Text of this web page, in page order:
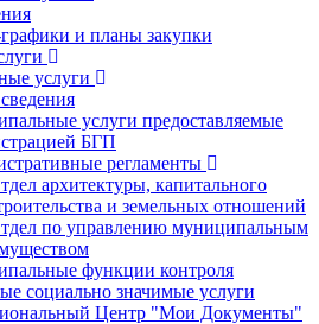
и планы закупки
услуги
услуги предоставляемые
БГП
регламенты
архитектуры, капитального
и земельных отношений
по управлению муниципальным
функции контроля
социально значимые услуги
Центр "Мои Документы"